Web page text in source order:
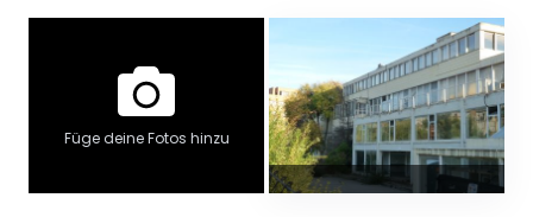
Füge deine Fotos hinzu